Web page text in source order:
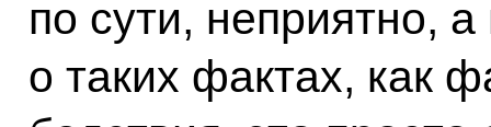
по сути, неприятно, а
о таких фактах, как